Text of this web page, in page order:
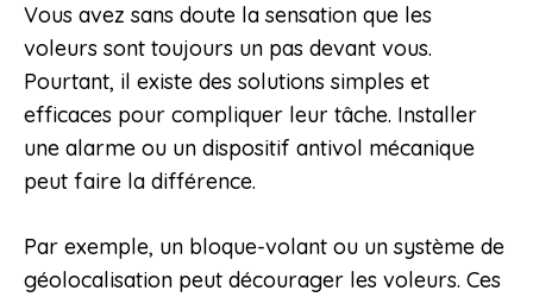
Vous avez sans doute la sensation que les
voleurs sont toujours un pas devant vous.
Pourtant, il existe des solutions simples et
efficaces pour compliquer leur tâche. Installer
une alarme ou un dispositif antivol mécanique
peut faire la différence.
Par exemple, un bloque-volant ou un système de
géolocalisation peut décourager les voleurs. Ces